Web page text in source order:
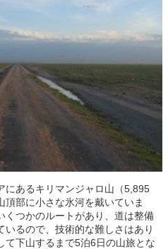
にあるキリマンジャロ山（5,895
頂部に小さな氷河を戴いていま
くつかのルートがあり、道は整備
るので、技術的な難しさはあり
て下山するまで5泊6日の山旅とな